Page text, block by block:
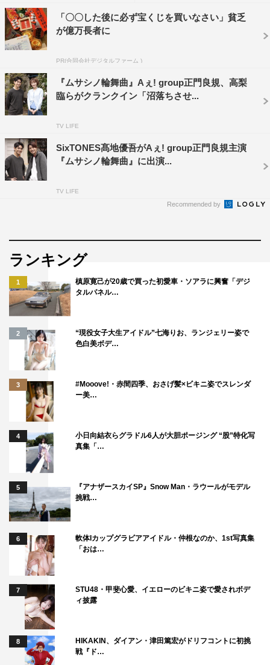
「〇〇した後に必ず宝くじを買いなさい」貧乏
が億万長者に
PR(合同会社デジタルファーム )
『ムサシノ輪舞曲』Aぇ! group正門良規、高梨
臨らがクランクイン「沼落ちさせ...
TV LIFE
SixTONES髙地優吾がAぇ! group正門良規主演
『ムサシノ輪舞曲』に出演...
TV LIFE
Recommended by
ランキング
1
槙原寛己が20歳で買った初愛車・ソアラに興奮「デジ
タルパネル…
2
“現役女子大生アイドル”七海りお、ランジェリー姿で
色白美ボデ…
3
#Mooove!・赤間四季、おさげ髪×ビキニ姿でスレンダ
ー美…
4
小日向結衣らグラドル6人が大胆ポージング “股”特化写
真集「…
5
『アナザースカイSP』Snow Man・ラウールがモデル
挑戦…
6
軟体Iカップグラビアアイドル・仲根なのか、1st写真集
「おは…
7
STU48・甲斐心愛、イエローのビキニ姿で愛されボデ
ィ披露
8
HIKAKIN、ダイアン・津田篤宏がドリフコントに初挑
戦『ド…